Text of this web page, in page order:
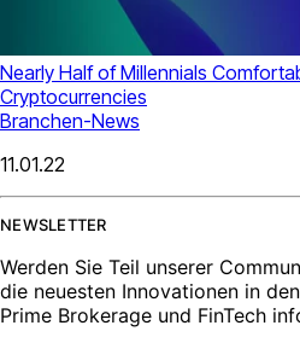
Nearly Half of Millennials
Cryptocurrencies
Branchen-News
11.01.22
NEWSLETTER
Werden Sie Teil unserer
die neuesten Innovationen in
Prime Brokerage und FinTech